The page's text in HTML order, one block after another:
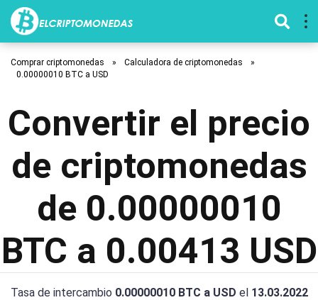
Comprar criptomonedas » Calculadora de criptomonedas
»
0.00000010 BTC a USD
Convertir el precio
de criptomonedas
de 0.00000010
BTC a 0.00413 USD
Tasa de intercambio 0.00000010 BTC a USD el 13.03.2022